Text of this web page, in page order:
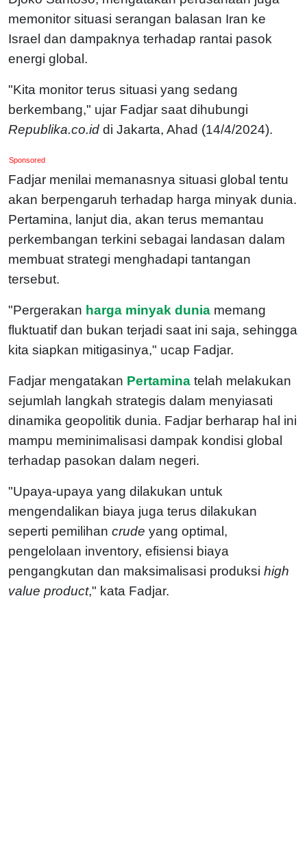
memonitor situasi serangan balasan Iran ke
Israel dan dampaknya terhadap rantai pasok
energi global.
"Kita monitor terus situasi yang sedang
berkembang," ujar Fadjar saat dihubungi
Republika.co.id di Jakarta, Ahad (14/4/2024).
Sponsored
Fadjar menilai memanasnya situasi global tentu
akan berpengaruh terhadap harga minyak dunia.
Pertamina, lanjut dia, akan terus memantau
perkembangan terkini sebagai landasan dalam
membuat strategi menghadapi tantangan
tersebut.
"Pergerakan harga minyak dunia memang
fluktuatif dan bukan terjadi saat ini saja, sehingga
kita siapkan mitigasinya," ucap Fadjar.
Fadjar mengatakan Pertamina telah melakukan
sejumlah langkah strategis dalam menyiasati
dinamika geopolitik dunia. Fadjar berharap hal ini
mampu meminimalisasi dampak kondisi global
terhadap pasokan dalam negeri.
"Upaya-upaya yang dilakukan untuk
mengendalikan biaya juga terus dilakukan
seperti pemilihan crude yang optimal,
pengelolaan inventory, efisiensi biaya
pengangkutan dan maksimalisasi produksi high
value product," kata Fadjar.